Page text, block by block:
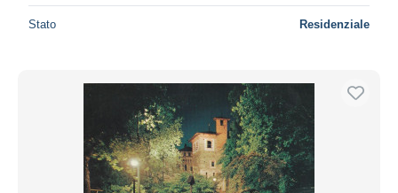
Stato Residenziale